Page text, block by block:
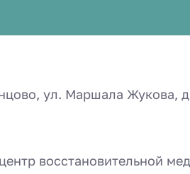
ул. Маршала Жукова,
восстановительной